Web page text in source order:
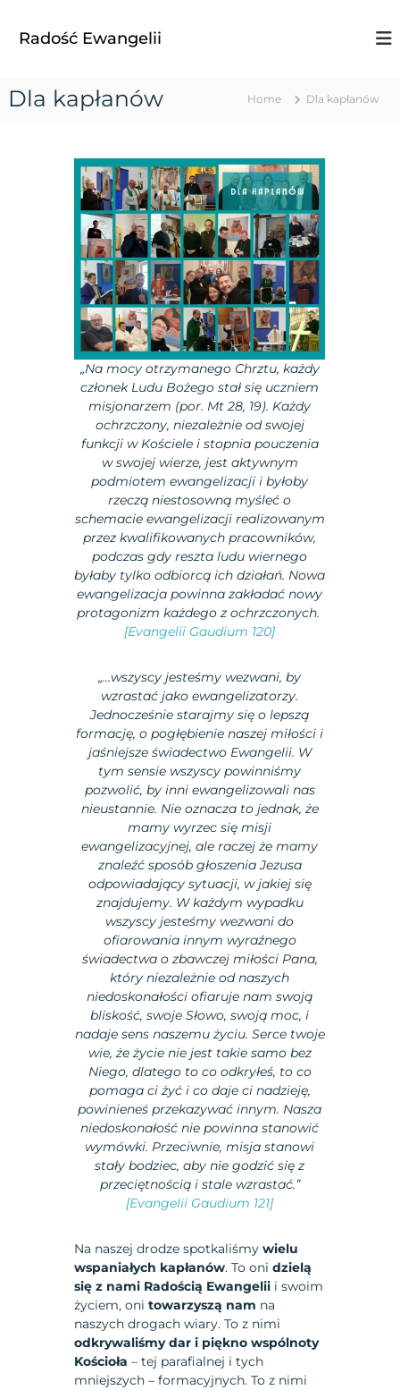
Radość Ewangelii
Dla kapłanów Home Dla kapłanów
„Na mocy otrzymanego Chrztu, każdy
członek Ludu Bożego stał się uczniem
misjonarzem (por. Mt 28, 19). Każdy
ochrzczony, niezależnie od swojej
funkcji w Kościele i stopnia pouczenia
w swojej wierze, jest aktywnym
podmiotem ewangelizacji i byłoby
rzeczą niestosowną myśleć o
schemacie ewangelizacji realizowanym
przez kwalifikowanych pracowników,
podczas gdy reszta ludu wiernego
byłaby tylko odbiorcą ich działań. Nowa
ewangelizacja powinna zakładać nowy
protagonizm każdego z ochrzczonych.
[Evangelii Gaudium 120]
„…wszyscy jesteśmy wezwani, by
wzrastać jako ewangelizatorzy.
Jednocześnie starajmy się o lepszą
formację, o pogłębienie naszej miłości i
jaśniejsze świadectwo Ewangelii. W
tym sensie wszyscy powinniśmy
pozwolić, by inni ewangelizowali nas
nieustannie. Nie oznacza to jednak, że
mamy wyrzec się misji
ewangelizacyjnej, ale raczej że mamy
znaleźć sposób głoszenia Jezusa
odpowiadający sytuacji, w jakiej się
znajdujemy. W każdym wypadku
wszyscy jesteśmy wezwani do
ofiarowania innym wyraźnego
świadectwa o zbawczej miłości Pana,
który niezależnie od naszych
niedoskonałości ofiaruje nam swoją
bliskość, swoje Słowo, swoją moc, i
nadaje sens naszemu życiu. Serce twoje
wie, że życie nie jest takie samo bez
Niego, dlatego to co odkryłeś, to co
pomaga ci żyć i co daje ci nadzieję,
powinieneś przekazywać innym. Nasza
niedoskonałość nie powinna stanowić
wymówki. Przeciwnie, misja stanowi
stały bodziec, aby nie godzić się z
przeciętnością i stale wzrastać.”
[Evangelii Gaudium 121]
Na naszej drodze spotkaliśmywielu
wspaniałych kapłanów. To onidzielą
się z nami Radością Ewangelii i swoim
życiem, onitowarzyszą nam na
naszych drogach wiary. To z nimi
odkrywaliśmy dar i piękno wspólnoty
Kościoła – tej parafialnej i tych
mniejszych – formacyjnych. To z nimi